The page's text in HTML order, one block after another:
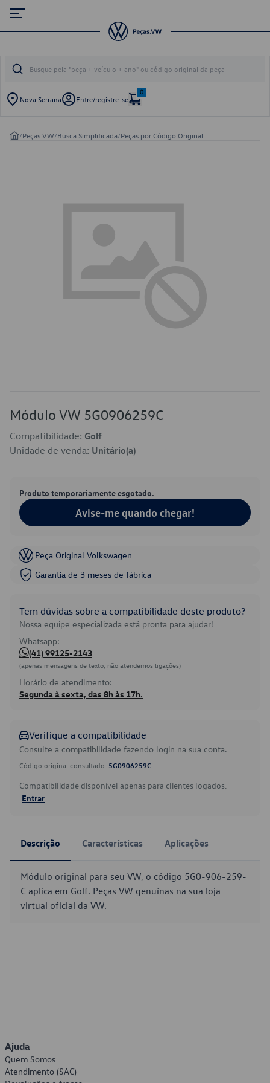
Nova Serrana Entre/registre-se
0
/Peças VW/Busca Simplificada/Peças por Código Original
Módulo VW 5G0906259C
Compatibilidade: Golf
Unidade de venda: Unitário(a)
Produto temporariamente esgotado.
Avise-me quando chegar!
Peça Original Volkswagen
Garantia de 3 meses de fábrica
Tem dúvidas sobre a compatibilidade deste produto?
Nossa equipe especializada está pronta para ajudar!
Whatsapp:
(41) 99125-2143
(apenas mensagens de texto, não atendemos ligações)
Horário de atendimento:
Segunda à sexta, das 8h às 17h.
Verifique a compatibilidade
Consulte a compatibilidade fazendo login na sua conta.
Código original consultado: 5G0906259C
Compatibilidade disponível apenas para clientes logados.
Entrar
Descrição Características Aplicações
Módulo original para seu VW, o código 5G0-906-259-
C aplica em Golf. Peças VW genuínas na sua loja
virtual oficial da VW.
Ajuda
Quem Somos
Atendimento (SAC)